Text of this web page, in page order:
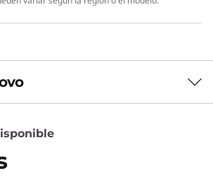
física ThinkSystem DA240 está
acelerar la instalación de
en un 92% en
Soluciones
estrategia para su empresa.